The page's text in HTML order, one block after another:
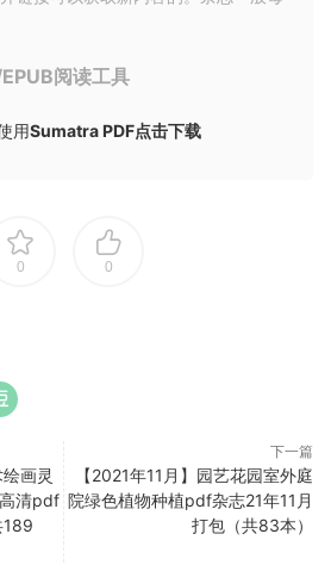
阅读工具
用Sumatra PDF点击下载
0 0
画灵
清pdf
189
下一篇
【2021年11月】园艺花园室外庭
院绿色植物种植pdf杂志21年11月
打包（共83本）